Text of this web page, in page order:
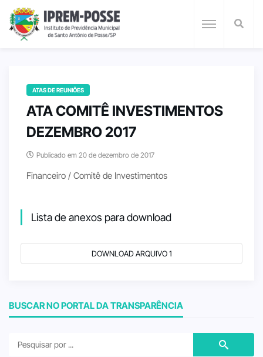
ATAS DE REUNIÕES
ATA COMITÊ INVESTIMENTOS
DEZEMBRO 2017
Publicado em 20 de dezembro de 2017
Financeiro / Comitê de Investimentos
Lista de anexos para download
DOWNLOAD ARQUIVO 1
BUSCAR NO PORTAL DA TRANSPARÊNCIA